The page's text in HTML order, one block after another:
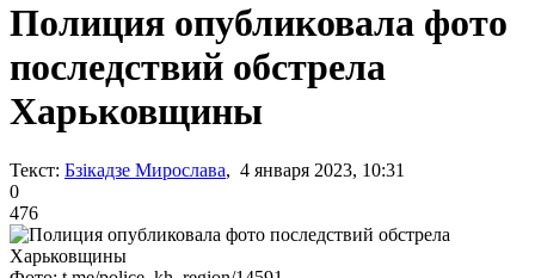
Полиция опубликовала фото
последствий обстрела
Харьковщины
Текст: Бзікадзе Мирослава, 4 января 2023, 10:31
0
476